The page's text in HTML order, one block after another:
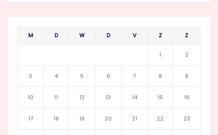
M D W D V Z Z
1 2
3 4 5 6 7 8 9
10 11 12 13 14 15 16
17 18 19 20 21 22 23